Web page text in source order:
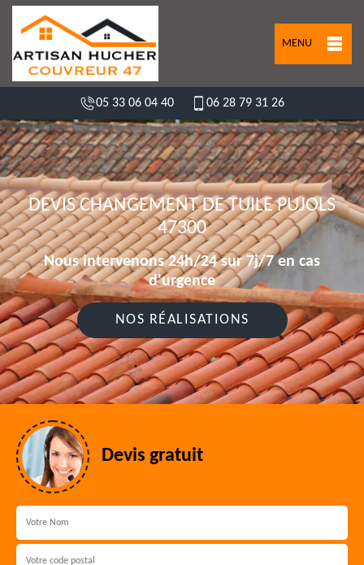
MENU
05 33 06 04 40 06 28 79 31 26
DEVIS CHANGEMENT DE TUILE PUJOLS
47300
Nous intervenons 24h/24 sur 7j/7 en cas
d'urgence
NOS RÉALISATIONS
Devis gratuit